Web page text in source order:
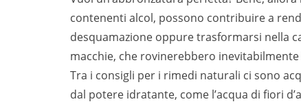
contenenti alcol, possono contribuire a
desquamazione oppure trasformarsi nella
macchie, che rovinerebbero
Tra i consigli per i rimedi naturali ci sono
dal potere idratante, come l’acqua di fiori